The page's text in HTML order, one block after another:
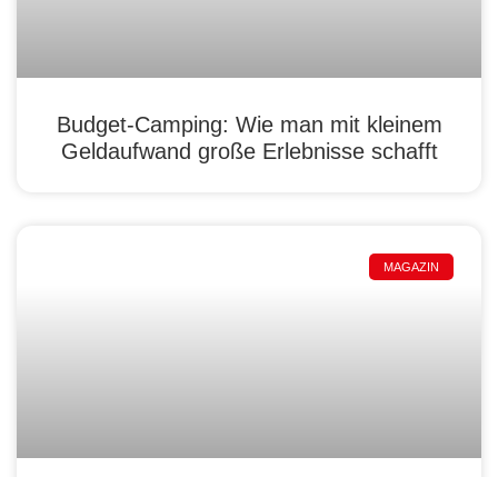
Budget-Camping: Wie man mit kleinem
Geldaufwand große Erlebnisse schafft
MAGAZIN